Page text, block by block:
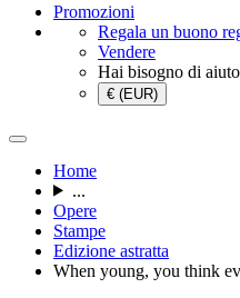
Promozioni
Regala un buono
Vendere
Hai bisogno di aiuto
€ (EUR)
Home
...
Opere
Stampe
Edizione astratta
When young, you think